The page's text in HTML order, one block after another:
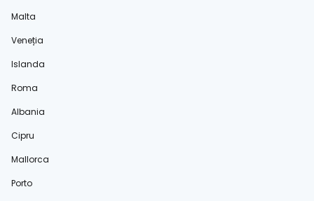
Malta
Veneția
Islanda
Roma
Albania
Cipru
Mallorca
Porto